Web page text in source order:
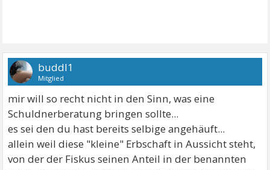
buddl1
Mitglied
mir will so recht nicht in den Sinn, was eine
Schuldnerberatung bringen sollte...
es sei den du hast bereits selbige angehäuft...
allein weil diese "kleine" Erbschaft in Aussicht steht,
von der der Fiskus seinen Anteil in der benannten